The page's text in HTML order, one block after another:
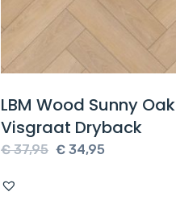
LBM Wood Sunny Oak
Visgraat Dryback
€37,95 Oorspronkelijke
€ 34,95